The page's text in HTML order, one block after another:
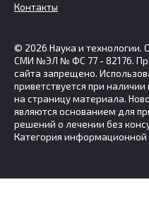
Контакты
© 2026 Наука и технологии.
СМИ №ЭЛ № ФС 77 - 82176.
сайта запрещено.
приветствуется при
на страницу материала.
являются основанием для
решений о лечении без
Категория информационной